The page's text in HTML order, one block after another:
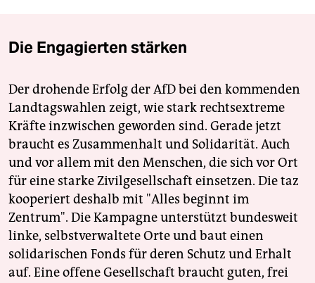
Die Engagierten stärken
Der drohende Erfolg der AfD bei den kommenden
Landtagswahlen zeigt, wie stark rechtsextreme
Kräfte inzwischen geworden sind. Gerade jetzt
braucht es Zusammenhalt und Solidarität. Auch
und vor allem mit den Menschen, die sich vor Ort
für eine starke Zivilgesellschaft einsetzen. Die taz
kooperiert deshalb mit "Alles beginnt im
Zentrum". Die Kampagne unterstützt bundesweit
linke, selbstverwaltete Orte und baut einen
solidarischen Fonds für deren Schutz und Erhalt
auf. Eine offene Gesellschaft braucht guten, frei